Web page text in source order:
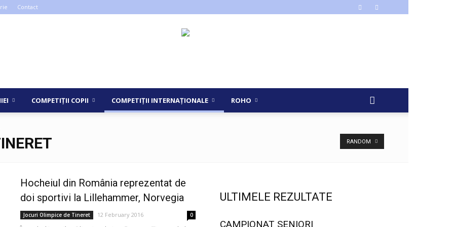
Contact
COMPETIȚII COPII COMPETIȚII INTERNAȚIONALE ROHO
RANDOM
Hocheiul din România reprezentat de
doi sportivi la Lillehammer, Norvegia
Jocuri Olimpice de Tineret 12 February 2016 0
ULTIMELE REZULTATE
CAMPIONAT SENIORI